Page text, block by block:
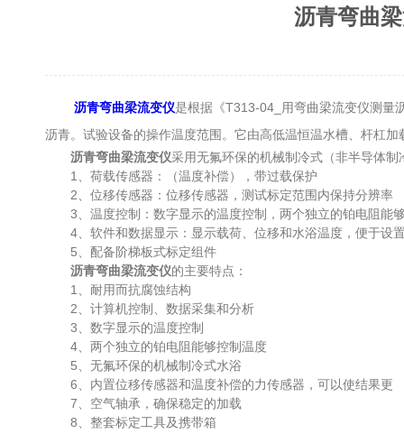
沥青弯曲
沥青弯曲梁流变仪是根据《T313-04_用弯曲梁流变仪测量
沥青。试验设备的操作温度范围。它由高低温恒温水槽、杆杠
沥青弯曲梁流变仪采用无氟环保的机械制冷式（非半导体
1、荷载传感器：（温度补偿），带过载保护
2、位移传感器：位移传感器，测试标定范围内保持分辨率
3、温度控制：数字显示的温度控制，两个独立的铂电阻能
4、软件和数据显示：显示载荷、位移和水浴温度，便于设
5、配备阶梯板式标定组件
沥青弯曲梁流变仪的主要特点：
1、耐用而抗腐蚀结构
2、计算机控制、数据采集和分析
3、数字显示的温度控制
4、两个独立的铂电阻能够控制温度
5、无氟环保的机械制冷式水浴
6、内置位移传感器和温度补偿的力传感器，可以使结果更
7、空气轴承，确保稳定的加载
8、整套标定工具及携带箱